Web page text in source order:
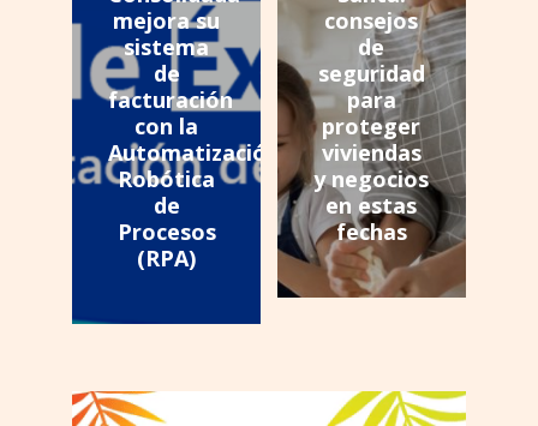
mejora su
sistema
de
facturación
con la
Automatización
Robótica
de
Procesos
(RPA)
consejos
de
seguridad
para
proteger
viviendas
y negocios
en estas
fechas